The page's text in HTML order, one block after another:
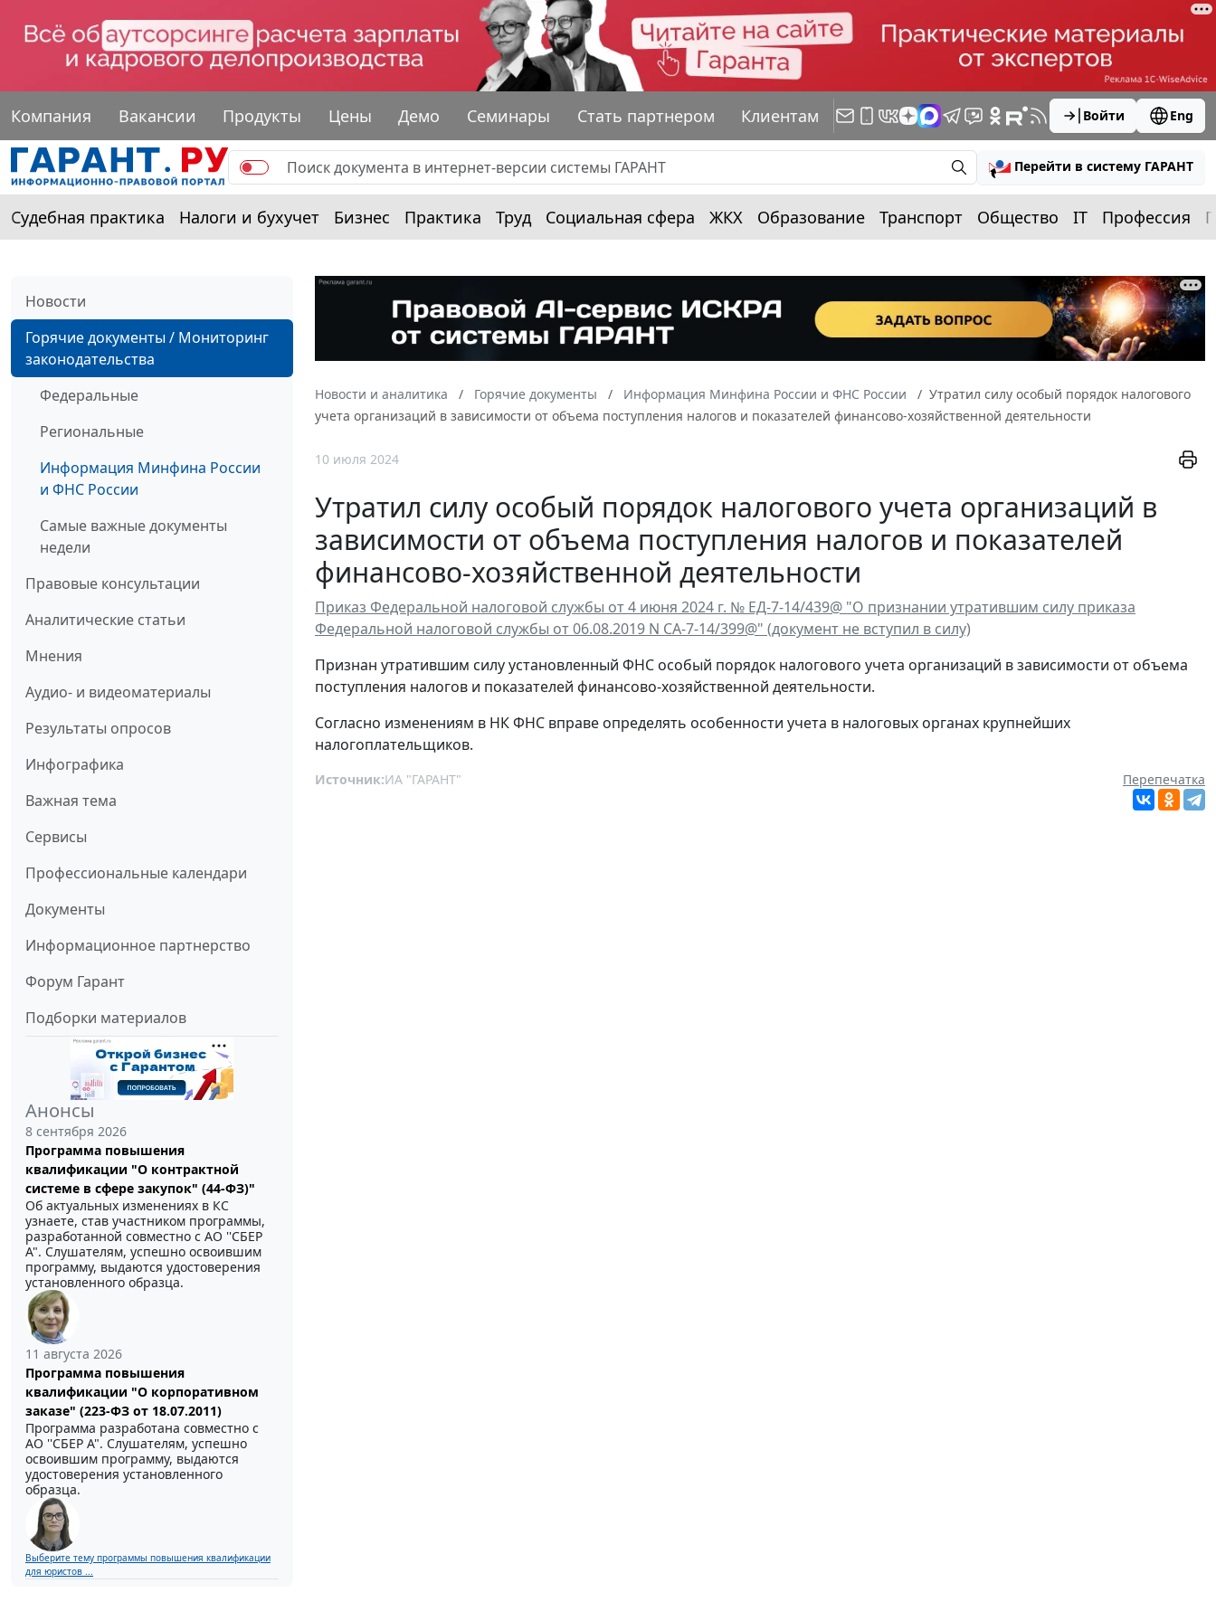
Компания Вакансии Продукты Цены Демо Семинары Стать партнером Клиентам Войти Eng
Перейти в систему ГАРАНТ
Судебная практика Налоги и бухучет Бизнес Практика Труд Социальная сфера ЖКХ Образование Транспорт Общество IT Профессия
Новости
Горячие документы / Мониторинг
законодательства
Федеральные
Региональные
Информация Минфина России
и ФНС России
Самые важные документы
недели
Правовые консультации
Аналитические статьи
Мнения
Аудио- и видеоматериалы
Результаты опросов
Инфографика
Важная тема
Сервисы
Профессиональные календари
Документы
Информационное партнерство
Форум Гарант
Подборки материалов
Анонсы
8 сентября 2026
Программа повышения
квалификации "О контрактной
системе в сфере закупок" (44-ФЗ)"
Об актуальных изменениях в КС
узнаете, став участником программы,
разработанной совместно с АО ''СБЕР
А". Слушателям, успешно освоившим
программу, выдаются удостоверения
установленного образца.
11 августа 2026
Программа повышения
квалификации "О корпоративном
заказе" (223-ФЗ от 18.07.2011)
Программа разработана совместно с
АО ''СБЕР А". Слушателям, успешно
освоившим программу, выдаются
удостоверения установленного
образца.
Выберите тему программы повышения квалификации
для юристов ...
Новости и аналитика Горячие документы Информация Минфина России и ФНС России
Утратил силу особый порядок налогового
учета организаций в зависимости от объема поступления налогов и показателей финансово-хозяйственной деятельности
10 июля 2024
Утратил силу особый порядок налогового учета организаций в
зависимости от объема поступления налогов и показателей
финансово-хозяйственной деятельности
Приказ Федеральной налоговой службы от 4 июня 2024 г. № ЕД-7-14/439@ "О признании утратившим силу приказа
Федеральной налоговой службы от 06.08.2019 N СА-7-14/399@" (документ не вступил в силу)
Признан утратившим силу установленный ФНС особый порядок налогового учета организаций в зависимости от объема
поступления налогов и показателей финансово-хозяйственной деятельности.
Согласно изменениям в НК ФНС вправе определять особенности учета в налоговых органах крупнейших
налогоплательщиков.
Источник:ИА "ГАРАНТ" Перепечатка